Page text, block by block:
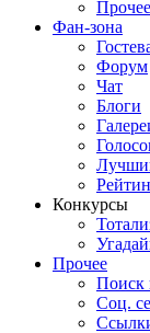
Прочее
Фан-зона
Форум
Чат
Блоги
Конкурсы
Прочее
Поиск
Соц.